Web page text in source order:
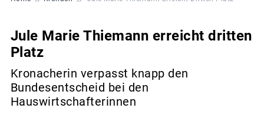
Jule Marie Thiemann erreicht dritten
Platz
Kronacherin verpasst knapp den
Bundesentscheid bei den
Hauswirtschafterinnen